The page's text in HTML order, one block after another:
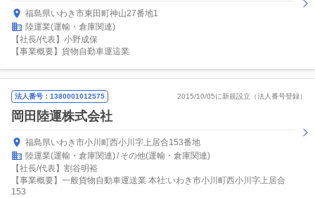
福島県いわき市東田町神山27番地1
陸運業(運輸・倉庫関連)
【社長/代表】小野成保
【事業概要】貨物自勤車運這業
法人番号：1380001012575 2015/10/05に新規設立（法人番号登録）
岡田陸運株式会社
福島県いわき市小川町西小川字上居合153番地
陸運業(運輸・倉庫関連) その他(運輸・倉庫関連)
【社長/代表】割谷明裕
【事業概要】一般貨物自動車運送業 本社:いわき市小川町西小川字上居合
153